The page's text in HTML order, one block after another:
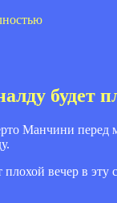
будет
Манчини перед
вечер в эту